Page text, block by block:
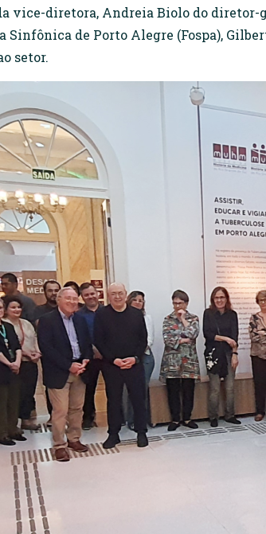
vice-diretora, Andreia Biolo do diretor-
Sinfônica de Porto Alegre (Fospa),
setor.